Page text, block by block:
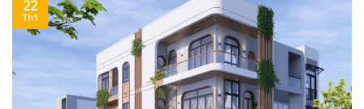
22
Th1